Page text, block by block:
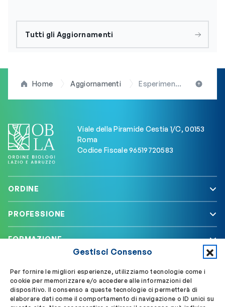
Gestisci Consenso
Per fornire le migliori esperienze, utilizziamo tecnologie come i
cookie per memorizzare e/o accedere alle informazioni del
dispositivo. Il consenso a queste tecnologie ci permetterà di
elaborare dati come il comportamento di navigazione o ID unici su
Tutti gli Aggiornamenti
Home Aggiornamenti Esperimenti biofarmaceutici in microgravità: anche la FNOB tra i partners del progetto “spaziale” MiniLab
Viale della Piramide Cestia 1/C, 00153
Roma
Codice Fiscale 96519720583
ORDINE
PROFESSIONE
FORMAZIONE